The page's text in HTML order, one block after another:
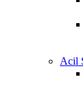
Acil